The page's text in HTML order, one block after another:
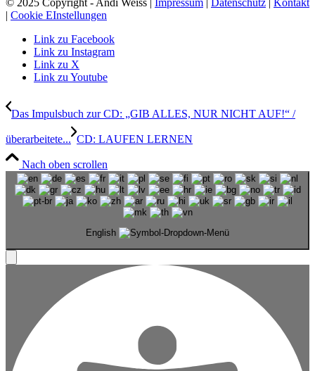
| Cookie EInstellungen
Link zu Facebook
Link zu Instagram
Link zu X
Link zu Youtube
Das Impulsbuch zur CD: „GIB ALLES, NUR NICHT AUF!“ /
überarbeitete... CD: LAUFEN LERNEN
Nach oben scrollen
English